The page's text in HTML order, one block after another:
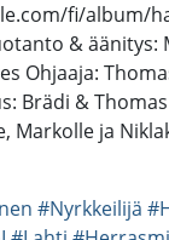
fi/album/
& äänitys:
Ohjaaja:
Brädi &
Markolle ja
#Nyrkkeilijä